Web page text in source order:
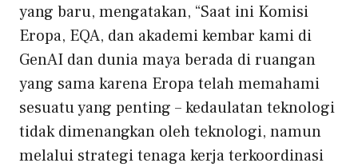
yang baru, mengatakan, “Saat ini Komisi
Eropa, EQA, dan akademi kembar kami di
GenAI dan dunia maya berada di ruangan
yang sama karena Eropa telah memahami
sesuatu yang penting – kedaulatan teknologi
tidak dimenangkan oleh teknologi, namun
melalui strategi tenaga kerja terkoordinasi